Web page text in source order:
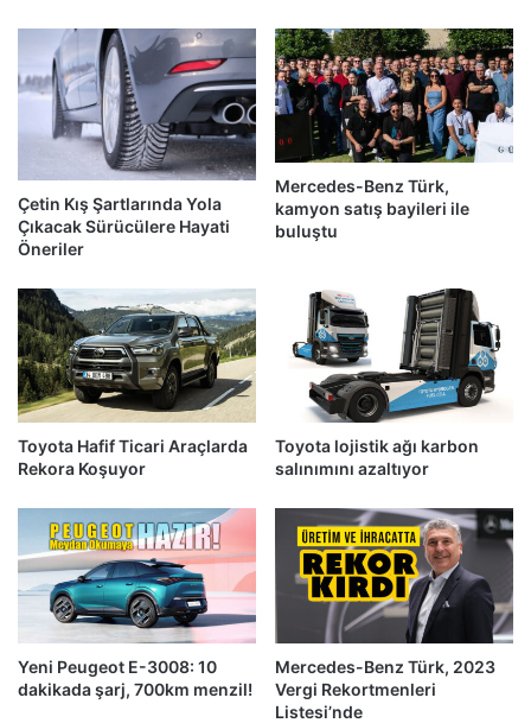
Çetin Kış Şartlarında Yola
Çıkacak Sürücülere Hayati
Öneriler
Mercedes-Benz Türk,
kamyon satış bayileri ile
buluştu
Toyota Hafif Ticari Araçlarda
Rekora Koşuyor
Toyota lojistik ağı karbon
salınımını azaltıyor
Yeni Peugeot E-3008: 10
dakikada şarj, 700km menzil!
Mercedes-Benz Türk, 2023
Vergi Rekortmenleri
Listesi’nde